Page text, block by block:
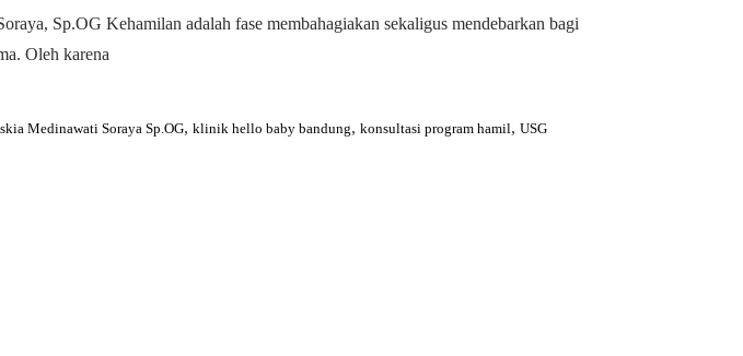
Sp.OG Kehamilan adalah fase membahagiakan sekaligus mendebarkan bagi
Oleh karena
Medinawati Soraya Sp.OG, klinik hello baby bandung, konsultasi program hamil, USG